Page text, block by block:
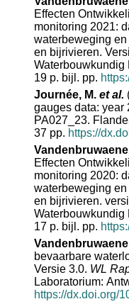
Effecten
monitoring 2021:
waterbeweging
en bijrivieren.
Waterbouwkundig
19 p. bijl. pp.
Journée, M. et al.
gauges data: year
PA027_23.
37 pp. https://
Effecten
monitoring 2020:
waterbeweging
en bijrivieren.
Waterbouwkundig
17 p. bijl. pp.
bevaarbare
Versie 3.0. WL
Laboratorium:
https://dx.doi.org/